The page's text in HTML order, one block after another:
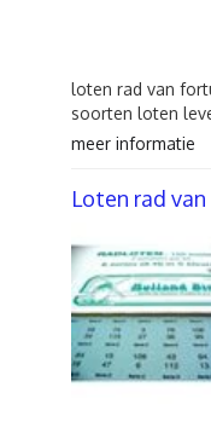
loten rad van
soorten loten
meer informatie
Loten rad